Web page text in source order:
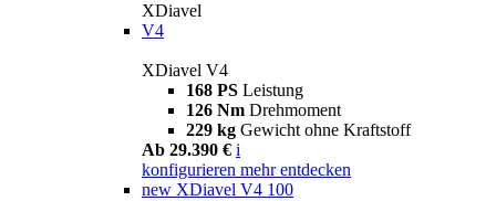
XDiavel
V4
XDiavel V4
168 PS Leistung
126 Nm Drehmoment
229 kg Gewicht ohne Kraftstoff
Ab 29.390 € i
konfigurieren mehr entdecken
new XDiavel V4 100